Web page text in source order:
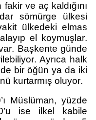
ve aç kaldığını
sömürge ülkesi
ülkedeki elmas
el koymuşlar.
Başkente günde
Ayrıca halk
bir öğün ya da iki
kurtarmış oluyor.
’ı Müslüman, yüzde
ise ilkel kabile